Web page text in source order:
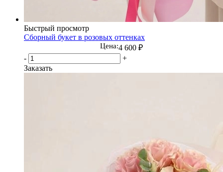
Быстрый просмотр
Сборный букет в розовых оттенках
Цена:4 600 ₽
-
+
Заказать